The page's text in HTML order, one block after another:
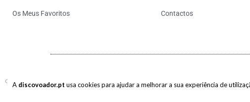
A discovoador.pt usa cookies para ajudar a melhorar a sua experiência de
Os Meus Favoritos Contactos
Copyright © 2017-2026 discovoador. Todos os direitos reservados.